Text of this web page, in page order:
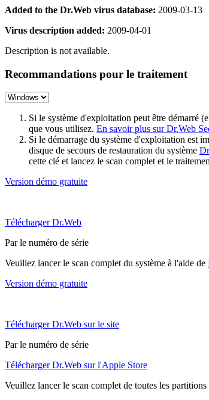
Added to the Dr.Web virus database: 2009-03-13
Virus description added: 2009-04-01
Description is not available.
Recommandations pour le traitement
Si le système d'exploitation peut être démarré
que vous utilisez. En savoir plus sur Dr.Web
Si le démarrage du système d'exploitation est
disque de secours de restauration du système
cette clé et lancez le scan complet et le
Version démo gratuite
Télécharger Dr.Web
Par le numéro de série
Veuillez lancer le scan complet du système à l'aide de
Version démo gratuite
Télécharger Dr.Web sur le site
Par le numéro de série
Télécharger Dr.Web sur l'Apple Store
Veuillez lancer le scan complet de toutes les